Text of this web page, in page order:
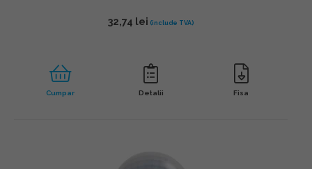
32,74 lei
Cumpar Detalii Fisa